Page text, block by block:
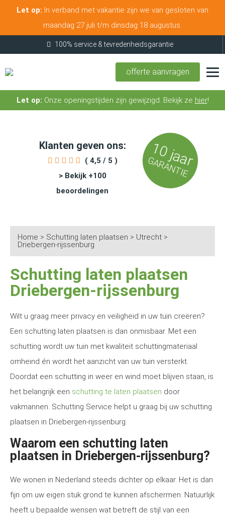
Let op: In verband met vakantie zijn we van gesloten van
maandag 27 juli t/m dinsdag 18 augustus.
100% service & tevredenheidsgarantie
offerte aanvragen
Let op: Onze openingstijden zijn gewijzigd. Bekijk ze hier!
Klanten geven ons:
( 4,5 / 5 )
> Bekijk +100
beoordelingen
10 jaar
GARANTIE
Home > Schutting laten plaatsen > Utrecht >
Driebergen-rijssenburg
Schutting laten plaatsen
Driebergen-rijssenburg
Wilt u graag meer privacy en veiligheid in uw tuin creëren?
Een schutting laten plaatsen is dan onmisbaar. Met een
schutting wordt uw tuin met kwaliteit schuttingmateriaal
omheind én wordt het aanzicht van uw tuin versterkt.
Doordat een schutting in weer en wind moet blijven staan, is
het belangrijk een schutting te laten plaatsen door
vakmannen. Schutting Service helpt u graag bij uw schutting
plaatsen in Driebergen-rijssenburg.
Waarom een schutting laten
plaatsen in Driebergen-rijssenburg?
We wonen in Nederland steeds dichter op elkaar. Het is dan
fijn om uw eigen stuk grond te kunnen afschermen. Natuurlijk
heeft u bepaalde wensen wat betreft de stijl van een